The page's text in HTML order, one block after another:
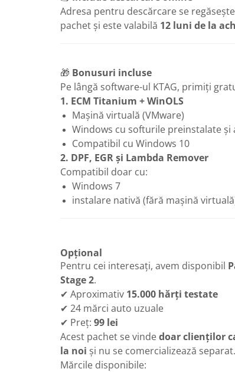
Adresa pentru descărcare se
pachet și este valabilă 12 luni de la
🎁 Bonusuri incluse
Pe lângă software-ul KTAG, primiți
1. ECM Titanium + WinOLS
Mașină virtuală (VMware)
Windows cu softurile preinstalate și
Compatibil cu Windows 10
2. DPF, EGR și Lambda Remover
Compatibil doar cu:
Windows 7
instalare nativă (fără mașină
Opțional
Pentru cei interesați, avem disponibil
Stage 2.
✔ Aproximativ 15.000 hărți testate
✔ 24 mărci auto uzuale
✔ Preț: 99 lei
Acest pachet se vindedoar clienților
la noi și nu se comercializează separat.
Mărcile disponibile: